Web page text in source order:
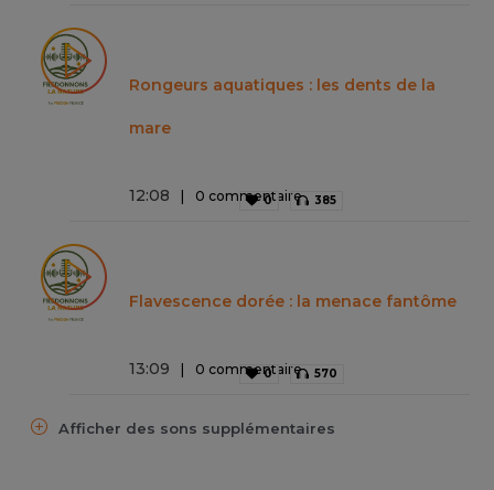
Rongeurs aquatiques : les dents de la
mare
12:08 0 commentaire
0 385
Flavescence dorée : la menace fantôme
13:09 0 commentaire
0 570
Afficher des sons supplémentaires